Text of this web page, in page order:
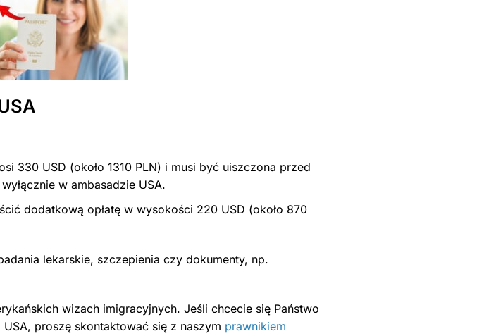
330 USD (około 1310 PLN) i musi być uiszczona przed
w ambasadzie USA.
dodatkową opłatę w wysokości 220 USD (około 870
lekarskie, szczepienia czy dokumenty, np.
wizach imigracyjnych. Jeśli chcecie się Państwo
proszę skontaktować się z naszym prawnikiem